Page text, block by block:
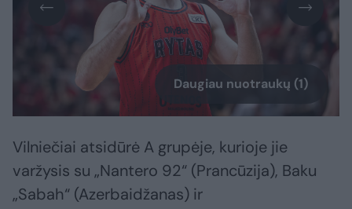
Daugiau nuotraukų (1)
Vilniečiai atsidūrė A grupėje, kurioje jie
varžysis su „Nantero 92“ (Prancūzija), Baku
„Sabah“ (Azerbaidžanas) ir